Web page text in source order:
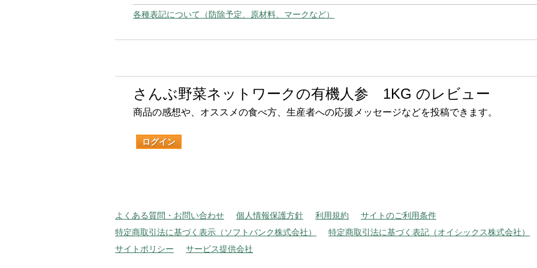
各種表記について（防除予定、原材料、マークなど）
さんぶ野菜ネットワークの有機人参 1KG のレビュー
商品の感想や、オススメの食べ方、生産者への応援メッセージなどを投稿できます。
ログイン
よくある質問・お問い合わせ 個人情報保護方針 利用規約
サイトのご利用条件
特定商取引法に基づく表示（ソフトバンク株式会社）
特定商取引法に基づく表記（オイシックス株式会社）
サイトポリシー
サービス提供会社